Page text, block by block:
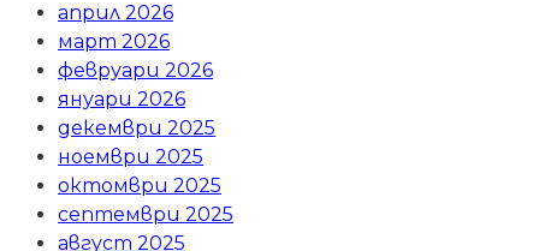
април 2026
март 2026
февруари 2026
януари 2026
декември 2025
ноември 2025
октомври 2025
септември 2025
август 2025